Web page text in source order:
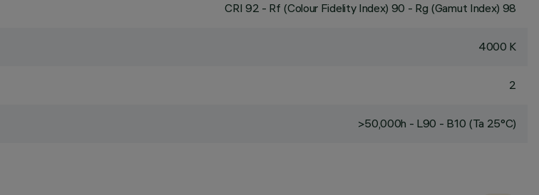
CRI 92 - Rf (Colour Fidelity Index) 90 - Rg (Gamut Index) 98
4000 K
2
>50,000h - L90 - B10 (Ta 25°C)